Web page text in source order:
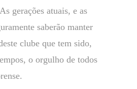
gerações atuais, e as
saberão manter
clube que tem sido,
o orgulho de todos